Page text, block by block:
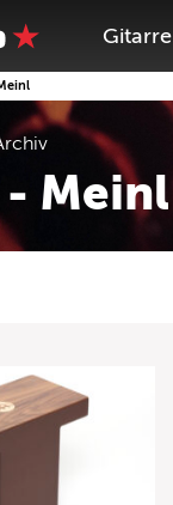
Gitarre
Meinl